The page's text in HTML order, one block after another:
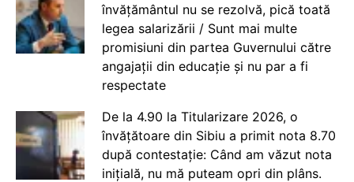
învățământul nu se rezolvă, pică toată
legea salarizării / Sunt mai multe
promisiuni din partea Guvernului către
angajații din educație și nu par a fi
respectate
De la 4.90 la Titularizare 2026, o
învățătoare din Sibiu a primit nota 8.70
după contestație: Când am văzut nota
inițială, nu mă puteam opri din plâns.